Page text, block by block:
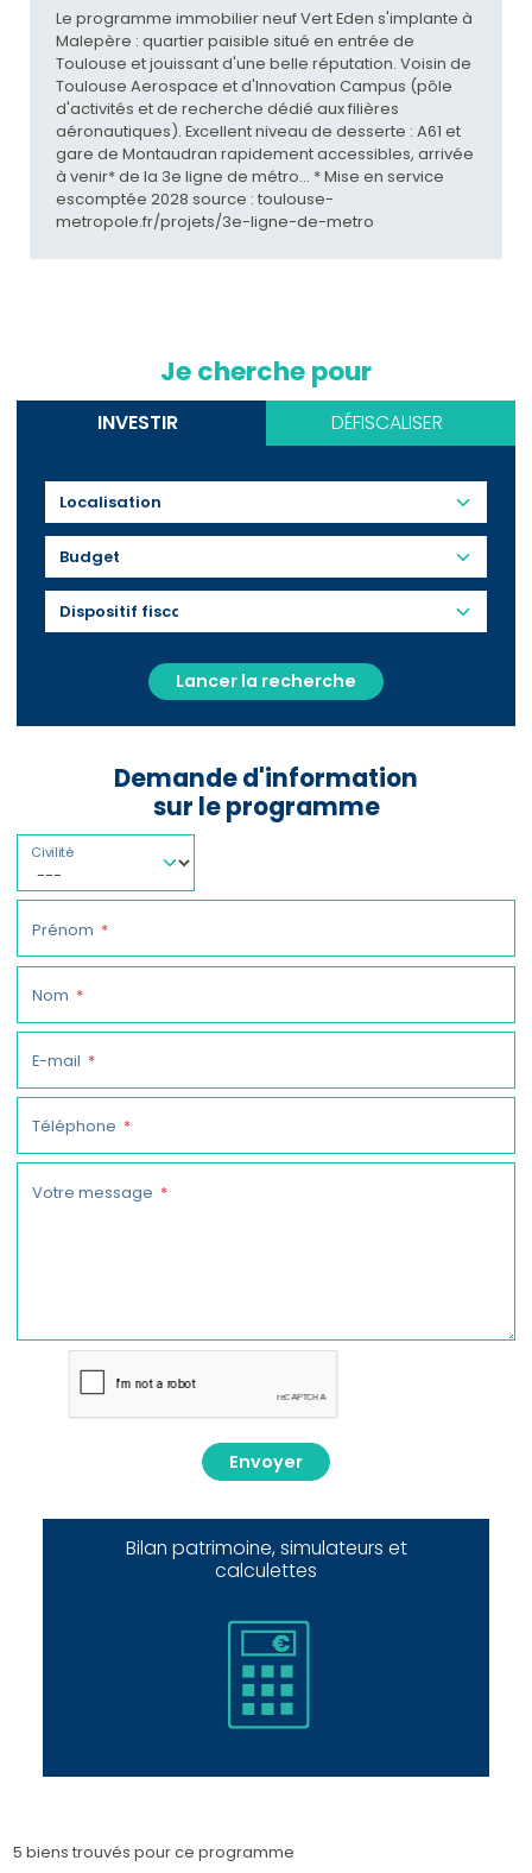
Le programme immobilier neuf Vert Eden s'implante à
Malepère : quartier paisible situé en entrée de
Toulouse et jouissant d'une belle réputation. Voisin de
Toulouse Aerospace et d'Innovation Campus (pôle
d'activités et de recherche dédié aux filières
aéronautiques). Excellent niveau de desserte : A61 et
gare de Montaudran rapidement accessibles, arrivée
à venir* de la 3e ligne de métro... * Mise en service
escomptée 2028 source : toulouse-
metropole.fr/projets/3e-ligne-de-metro
Je cherche pour
INVESTIR DÉFISCALISER
Budget
Lancer la recherche
Demande d'information
sur le programme
Civilité
Prénom
Nom
E-mail
Téléphone
Votre message
Envoyer
Bilan patrimoine, simulateurs et
calculettes
5 biens trouvés pour ce programme